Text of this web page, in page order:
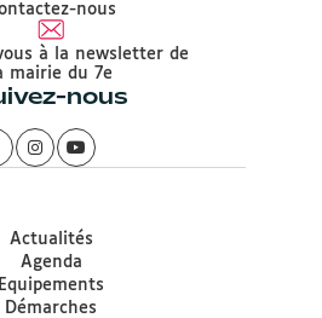
nous
à la newsletter de
mairie du 7e
nous
Actualités
Agenda
Equipements
Démarches